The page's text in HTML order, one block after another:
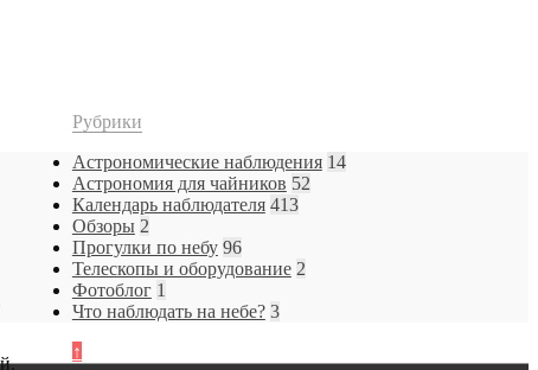
Рубрики
Астрономические наблюдения 14
Астрономия для чайников 52
Календарь наблюдателя 413
Обзоры 2
Прогулки по небу 96
Телескопы и оборудование 2
Фотоблог 1
Что наблюдать на небе? 3
↑